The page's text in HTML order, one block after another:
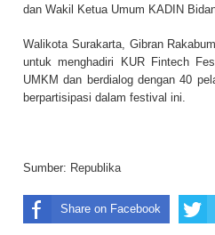
dan Wakil Ketua Umum KADIN
Walikota Surakarta, Gibran
untuk menghadiri KUR Fintech
UMKM dan berdialog dengan 40
berpartisipasi dalam festival ini.
Sumber: Republika
Share on Facebook